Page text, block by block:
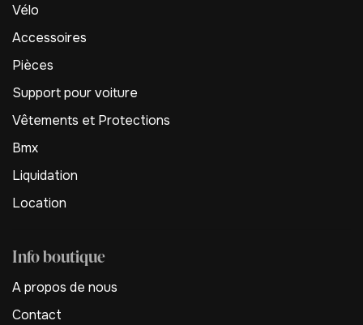
Vélo
Accessoires
Pièces
Support pour voiture
Vêtements et Protections
Bmx
Liquidation
Location
Info boutique
A propos de nous
Contact